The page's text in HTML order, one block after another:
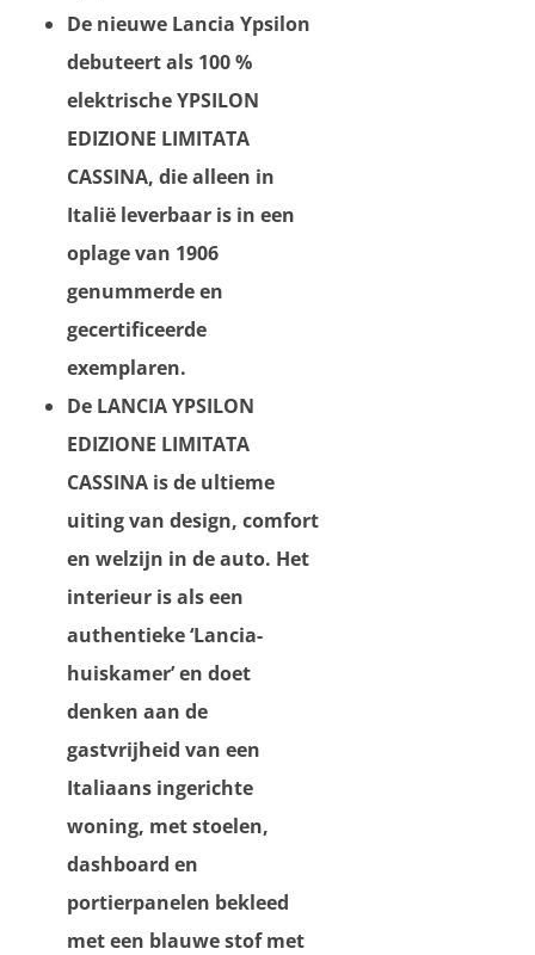
De nieuwe Lancia Ypsilon
debuteert als 100 %
elektrische YPSILON
EDIZIONE LIMITATA
CASSINA, die alleen in
Italië leverbaar is in een
oplage van 1906
genummerde en
gecertificeerde
exemplaren.
De LANCIA YPSILON
EDIZIONE LIMITATA
CASSINA is de ultieme
uiting van design, comfort
en welzijn in de auto. Het
interieur is als een
authentieke ‘Lancia-
huiskamer’ en doet
denken aan de
gastvrijheid van een
Italiaans ingerichte
woning, met stoelen,
dashboard en
portierpanelen bekleed
met een blauwe stof met